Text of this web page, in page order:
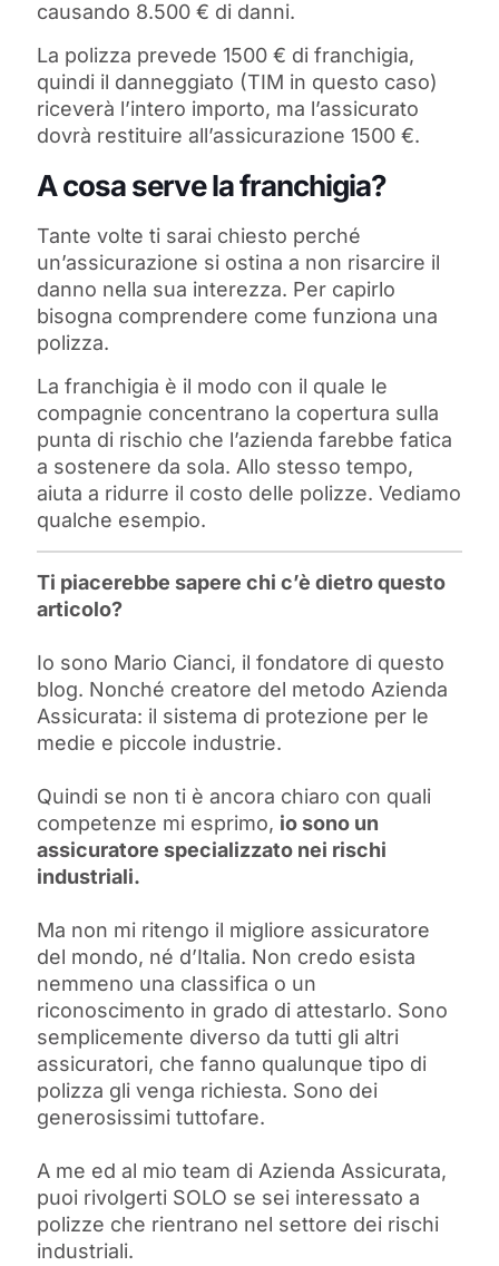
causando 8.500 € di danni.
La polizza prevede 1500 € di franchigia,
quindi il danneggiato (TIM in questo caso)
riceverà l’intero importo, ma l’assicurato
dovrà restituire all’assicurazione 1500 €.
A cosa serve la franchigia?
Tante volte ti sarai chiesto perché
un’assicurazione si ostina a non risarcire il
danno nella sua interezza. Per capirlo
bisogna comprendere come funziona una
polizza.
La franchigia è il modo con il quale le
compagnie concentrano la copertura sulla
punta di rischio che l’azienda farebbe fatica
a sostenere da sola. Allo stesso tempo,
aiuta a ridurre il costo delle polizze. Vediamo
qualche esempio.
Ti piacerebbe sapere chi c’è dietro questo
articolo?
Io sono Mario Cianci, il fondatore di questo
blog. Nonché creatore del metodo Azienda
Assicurata: il sistema di protezione per le
medie e piccole industrie.
Quindi se non ti è ancora chiaro con quali
competenze mi esprimo, io sono un
assicuratore specializzato nei rischi
industriali.
Ma non mi ritengo il migliore assicuratore
del mondo, né d’Italia. Non credo esista
nemmeno una classifica o un
riconoscimento in grado di attestarlo. Sono
semplicemente diverso da tutti gli altri
assicuratori, che fanno qualunque tipo di
polizza gli venga richiesta. Sono dei
generosissimi tuttofare.
A me ed al mio team di Azienda Assicurata,
puoi rivolgerti SOLO se sei interessato a
polizze che rientrano nel settore dei rischi
industriali.